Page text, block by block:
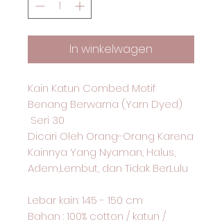
In winkelwagen
Kain Katun Combed Motif
Benang Berwarna (Yarn Dyed)
Seri 30
Dicari Oleh Orang-Orang Karena
Kainnya Yang Nyaman, Halus,
Adem,Lembut, dan Tidak BerLulu
Lebar kain: 145 - 150 cm
Bahan : 100% cotton / katun /